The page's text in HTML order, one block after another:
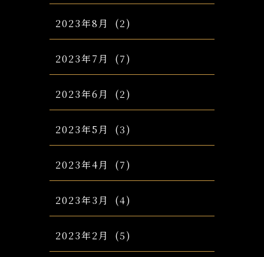
2023年8月 (2)
2023年7月 (7)
2023年6月 (2)
2023年5月 (3)
2023年4月 (7)
2023年3月 (4)
2023年2月 (5)